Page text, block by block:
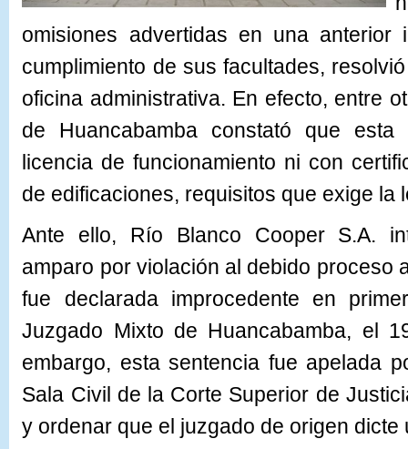
omisiones advertidas en una
cumplimiento de sus facultades,
oficina administrativa. En efecto, entre
de Huancabamba constató que
licencia de funcionamiento ni con
de edificaciones, requisitos que exige la
Ante ello, Río Blanco Cooper S.A.
amparo por violación al debido proceso
fue declarada improcedente en
Juzgado Mixto de Huancabamba, el
embargo, esta sentencia fue apelada
Sala Civil de la Corte Superior de
y ordenar que el juzgado de origen